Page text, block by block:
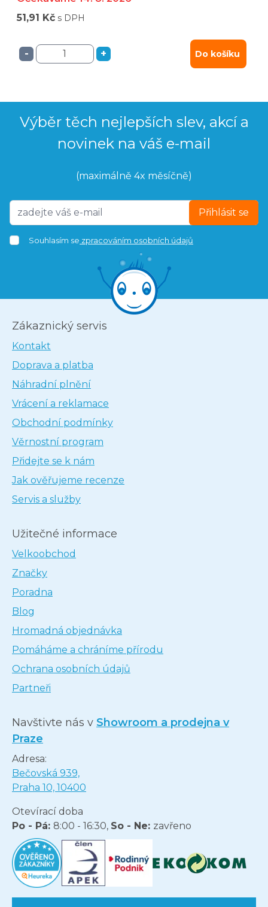
51,91 Kč s DPH
- + Do košíku
Výběr těch nejlepších slev, akcí a
novinek na váš e-mail
(maximálně 4x měsíčně)
Přihlásit se
Souhlasím se zpracováním osobních údajů
Zákaznický servis
Kontakt
Doprava a platba
Náhradní plnění
Vrácení a reklamace
Obchodní podmínky
Věrnostní program
Přidejte se k nám
Jak ověřujeme recenze
Servis a služby
Užitečné informace
Velkoobchod
Značky
Poradna
Blog
Hromadná objednávka
Pomáháme a chráníme přírodu
Ochrana osobních údajů
Partneři
Navštivte nás v Showroom a prodejna v
Praze
Adresa:
Bečovská 939,
Praha 10, 10400
Otevírací doba
Po - Pá: 8:00 - 16:30, So - Ne: zavřeno